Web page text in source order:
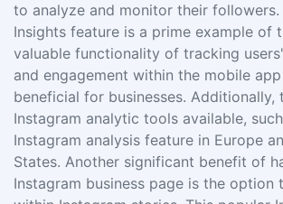
to analyze and monitor their followers.
Insights feature is a prime example of
valuable functionality of tracking
and engagement within the mobile
beneficial for businesses. Additionally,
Instagram analytic tools available,
Instagram analysis feature in Europe
States. Another significant benefit of
Instagram business page is the option